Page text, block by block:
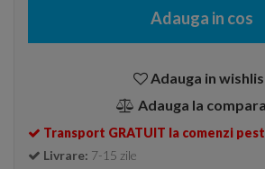
Adauga in cos
Adauga in
Adauga la
Transport GRATUIT la comenzi
Livrare: 7-15 zile